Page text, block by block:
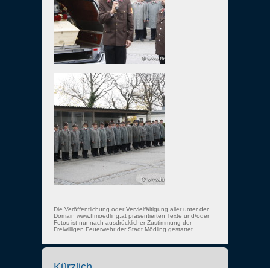
Die Veröffentlichung oder Vervielfältigung aller unter der
Domain www.ffmoedling.at präsentierten Texte und/oder
Fotos ist nur nach ausdrücklicher Zustimmung der
Freiwilligen Feuerwehr der Stadt Mödling gestattet.